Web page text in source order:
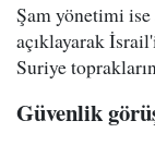
Şam yönetimi ise
açıklayarak
Suriye
Güvenlik